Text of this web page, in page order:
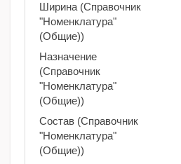
Ширина (Справочник
"Номенклатура"
(Общие))
Назначение
(Справочник
"Номенклатура"
(Общие))
Состав (Справочник
"Номенклатура"
(Общие))